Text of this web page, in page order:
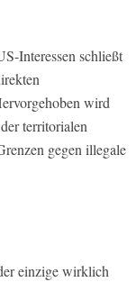
Interessen schließt
wird
territorialen
gegen illegale
einzige wirklich